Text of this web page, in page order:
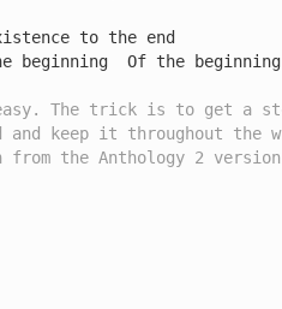
to the end
beginning  Of the beginning
The trick is to get a
and keep it throughout the
from the Anthology 2